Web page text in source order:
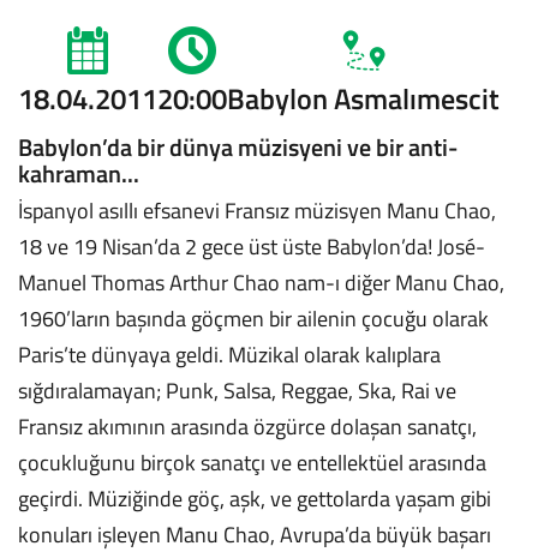
18.04.201120:00Babylon Asmalımescit
Babylon’da bir dünya müzisyeni ve bir anti-
kahraman...
İspanyol asıllı efsanevi Fransız müzisyen Manu Chao,
18 ve 19 Nisan’da 2 gece üst üste Babylon’da! José-
Manuel Thomas Arthur Chao nam-ı diğer Manu Chao,
1960’ların başında göçmen bir ailenin çocuğu olarak
Paris’te dünyaya geldi. Müzikal olarak kalıplara
sığdıralamayan; Punk, Salsa, Reggae, Ska, Rai ve
Fransız akımının arasında özgürce dolaşan sanatçı,
çocukluğunu birçok sanatçı ve entellektüel arasında
geçirdi. Müziğinde göç, aşk, ve gettolarda yaşam gibi
konuları işleyen Manu Chao, Avrupa’da büyük başarı